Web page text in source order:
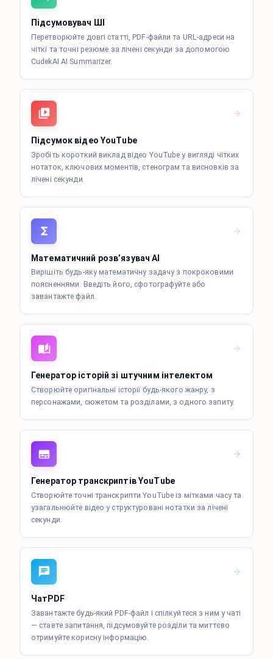
Підсумовувач ШІ
Перетворюйте довгі статті, PDF-файли та URL-адреси на
чіткі та точні резюме за лічені секунди за допомогою
CudekAI AI Summarizer.
Підсумок відео YouTube
Зробіть короткий виклад відео YouTube у вигляді чітких
нотаток, ключових моментів, стенограм та висновків за
лічені секунди.
Математичний розв’язувач AI
Вирішіть будь-яку математичну задачу з покроковими
поясненнями. Введіть його, сфотографуйте або
завантажте файл.
Генератор історій зі штучним інтелектом
Створюйте оригінальні історії будь-якого жанру, з
персонажами, сюжетом та розділами, з одного запиту.
Генератор транскриптів YouTube
Створюйте точні транскрипти YouTube із мітками часу та
узагальнюйте відео у структуровані нотатки за лічені
секунди.
ЧатPDF
Завантажте будь-який PDF-файл і спілкуйтеся з ним у чаті
— ставте запитання, підсумовуйте розділи та миттєво
отримуйте корисну інформацію.